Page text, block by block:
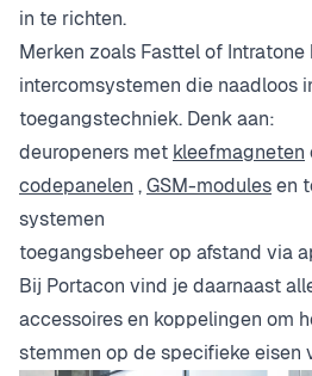
in te richten.
Merken zoals Fasttel of Intratone
intercomsystemen die naadloos
toegangstechniek. Denk aan:
deuropeners met kleefmagneten
codepanelen ,GSM-modulesen
systemen
toegangsbeheer op afstand via
Bij Portacon vind je daarnaast
accessoires en koppelingen om
stemmen op de specifieke eisen